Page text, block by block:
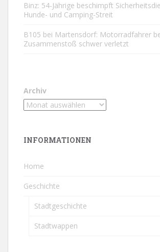
Binz: 54-Jährige beschimpft
Hunde- und Camping-Streit
B105 bei Martensdorf: Motorradfahrer
Zusammenstoß schwer verletzt
Archiv
INFORMATIONEN
Home
Geschichte
Stadtgeschichte
Stadtwappen